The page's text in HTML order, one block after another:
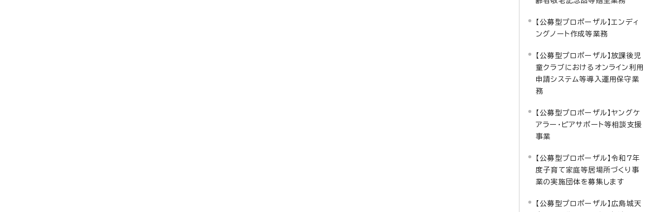
【公募型プロポーザル】エンディ
ングノート作成等業務
【公募型プロポーザル】放課後児
童クラブにおけるオンライン利用
申請システム等導入運用保守業
務
【公募型プロポーザル】ヤングケ
アラー・ピアサポート等相談支援
事業
【公募型プロポーザル】令和7年
度子育て家庭等居場所づくり事
業の実施団体を募集します
【公募型プロポーザル】広島城天